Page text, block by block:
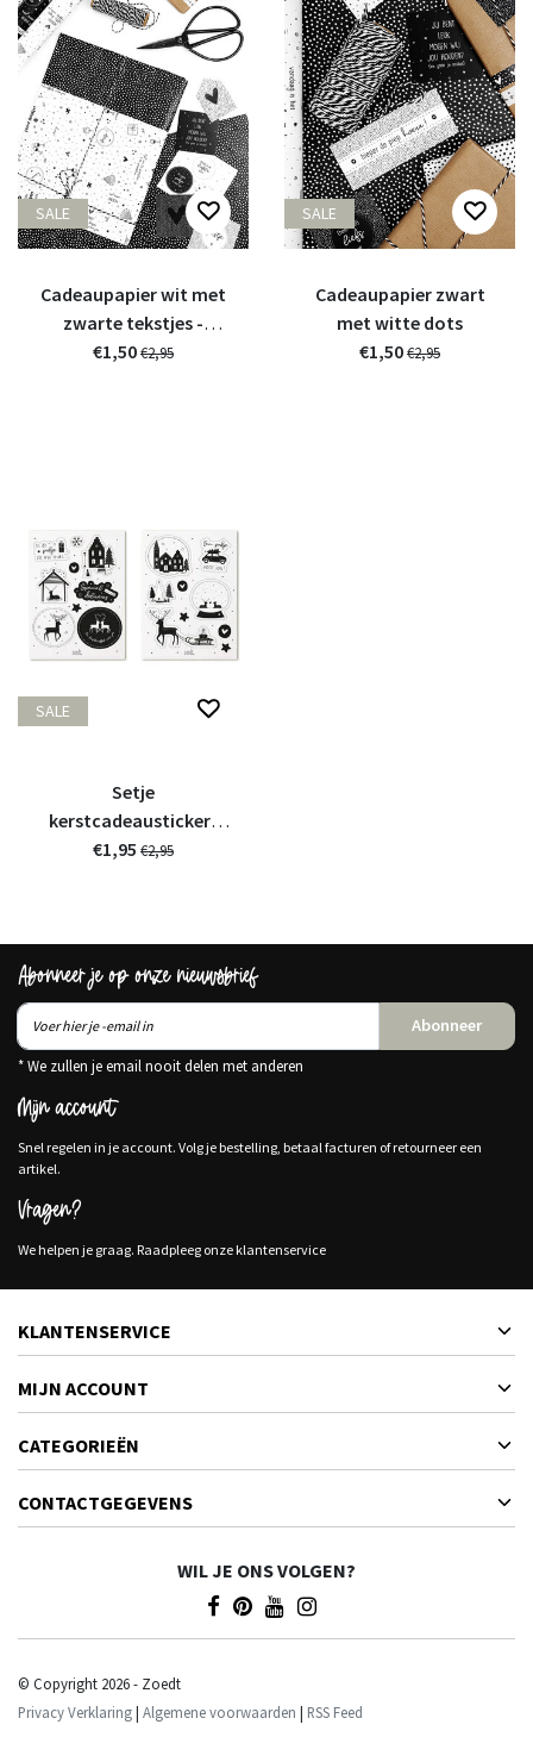
SALE
Cadeaupapier wit met
zwarte tekstjes -
verjaardag
€1,50€2,95
SALE
Cadeaupapier zwart
met witte dots
€1,50€2,95
SALE
Setje
kerstcadeaustickers
zwart wit
€1,95 €2,95
Abonneer je op onze nieuwsbrief
Abonneer
* We zullen je email nooit delen met anderen
Mijn account
Snel regelen in je account. Volg je bestelling, betaal facturen of retourneer een
artikel.
Vragen?
We helpen je graag. Raadpleeg onze klantenservice
KLANTENSERVICE
MIJN ACCOUNT
CATEGORIEËN
CONTACTGEGEVENS
WIL JE ONS VOLGEN?
© Copyright 2026 - Zoedt
Privacy Verklaring| Algemene voorwaarden | RSS Feed